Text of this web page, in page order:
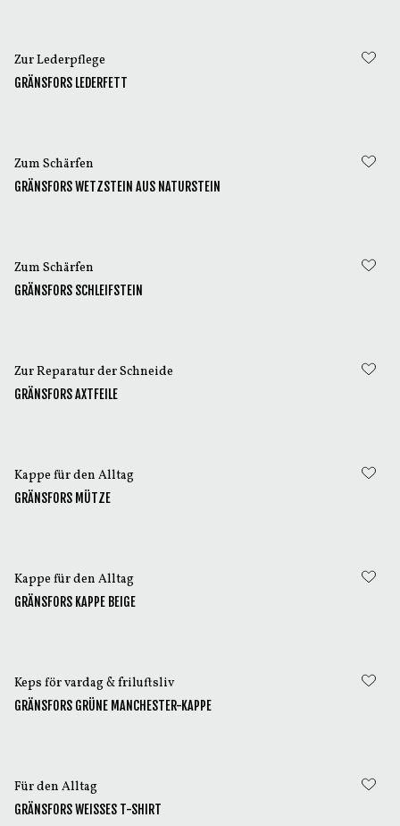
Zur Lederpflege
GRÄNSFORS LEDERFETT
Zum Schärfen
GRÄNSFORS WETZSTEIN AUS NATURSTEIN
Zum Schärfen
GRÄNSFORS SCHLEIFSTEIN
Zur Reparatur der Schneide
GRÄNSFORS AXTFEILE
Kappe für den Alltag
GRÄNSFORS MÜTZE
Kappe für den Alltag
GRÄNSFORS KAPPE BEIGE
Keps för vardag & friluftsliv
GRÄNSFORS GRÜNE MANCHESTER-KAPPE
Für den Alltag
GRÄNSFORS WEISSES T-SHIRT